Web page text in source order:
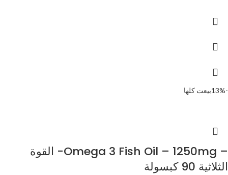
-13% بيعت كلها
– Omega 3 Fish Oil – 1250mg- القوة
الثلاثية 90 كبسولة